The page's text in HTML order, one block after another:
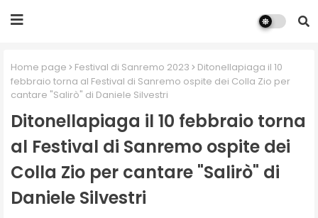
Home page Festival di Sanremo 2023
Ditonellapiaga il 10
febbraio torna al Festival di Sanremo ospite dei Colla Zio per
cantare "Salirò" di Daniele Silvestri
Ditonellapiaga il 10 febbraio torna
al Festival di Sanremo ospite dei
Colla Zio per cantare "Salirò" di
Daniele Silvestri